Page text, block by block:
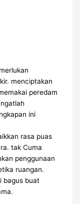
menciptakan
peredam
ini
rasa puas
tak Cuma
penggunaan
ruangan.
bagus buat